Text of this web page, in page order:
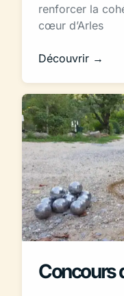
renforcer la
cœur d’Arles
Découvrir →
Concours